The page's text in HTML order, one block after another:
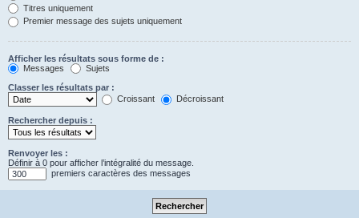
Titres uniquement
Premier message des sujets uniquement
Afficher les résultats sous forme de :
Messages
Sujets
Classer les résultats par :
Croissant
Décroissant
Rechercher depuis :
Renvoyer les :
Définir à 0 pour afficher l’intégralité du message.
premiers caractères des messages